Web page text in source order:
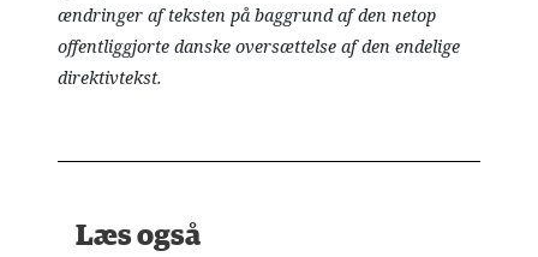
ændringer af teksten på baggrund af den netop
offentliggjorte danske oversættelse af den endelige
direktivtekst.
Læs også